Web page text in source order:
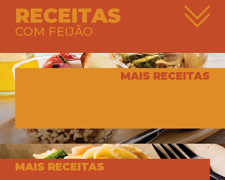
RECEITAS
COM FEIJÃO
MAIS RECEITAS
MAIS RECEITAS